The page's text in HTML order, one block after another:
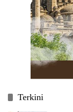
Terkini